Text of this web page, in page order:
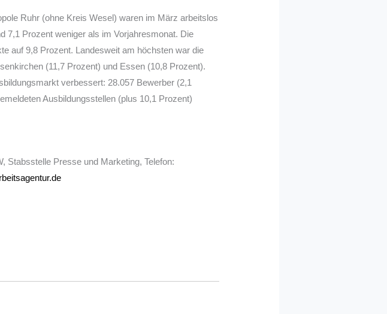
Ruhr (ohne Kreis Wesel) waren im März arbeitslos
7,1 Prozent weniger als im Vorjahresmonat. Die
auf 9,8 Prozent. Landesweit am höchsten war die
(11,7 Prozent) und Essen (10,8 Prozent).
verbessert: 28.057 Bewerber (2,1
Ausbildungsstellen (plus 10,1 Prozent)
Stabsstelle Presse und Marketing, Telefon: